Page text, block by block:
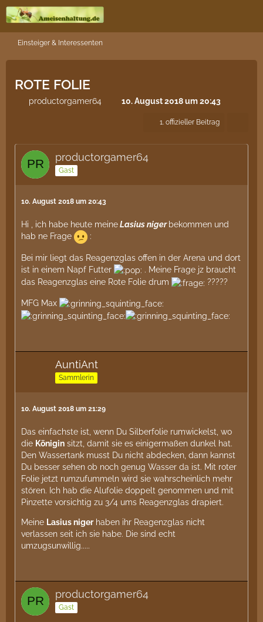
Einsteiger & Interessenten
ROTE FOLIE
productorgamer64 10. August 2018 um 20:43
1. offizieller Beitrag
productorgamer64
Gast
10. August 2018 um 20:43
Hi , ich habe heute meineLasius niger bekommen und
hab ne Frage
:
Bei mir liegt das Reagenzglas offen in der Arena und dort
ist in einem Napf Futter
. Meine Frage jz braucht
das Reagenzglas eine Rote Folie drum
?????
MFG Max
AuntiAnt
Sammlerin
10. August 2018 um 21:29
Das einfachste ist, wenn Du Silberfolie rumwickelst, wo
die Königin sitzt, damit sie es einigermaßen dunkel hat.
Den Wassertank musst Du nicht abdecken, dann kannst
Du besser sehen ob noch genug Wasser da ist. Mit roter
Folie jetzt rumzufummeln wird sie wahrscheinlich mehr
stören. Ich hab die Alufolie doppelt genommen und mit
Pinzette vorsichtig zu 3/4 ums Reagenzglas drapiert.
Meine Lasius nigerhaben ihr Reagenzglas nicht
verlassen seit ich sie habe. Die sind echt
umzugsunwillig.....
productorgamer64
Gast